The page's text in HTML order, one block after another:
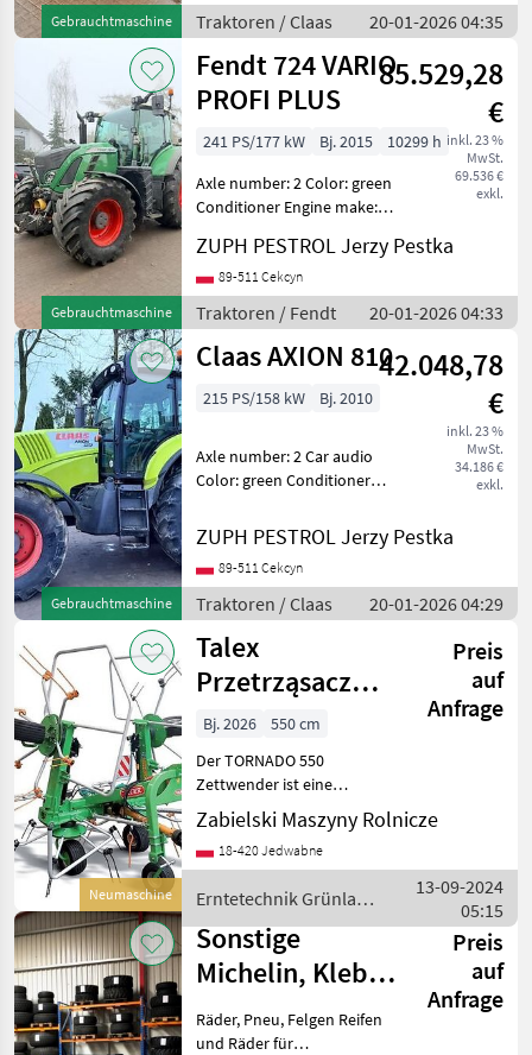
Gebrauchtmaschine
różnego typu:
Traktoren / Claas 20-01-2026 04:35
Gebrauchtmaschine
Fendt 724 VARIO
PROFI PLUS
85.529,28
€
inkl. 23 %
MwSt.
69.536 €
exkl.
241 PS/177 kW Bj. 2015
10299 h
Axle number: 2 Color: green
Conditioner Engine make:
Engine volume: 6057 ---
Stan: Używany - bardzo
dobry stan Koła
napędzające: 4 koła S
ZUPH PESTROL Jerzy Pestka
89-511 Cekcyn
Traktoren / Fendt 20-01-2026 04:33
Gebrauchtmaschine
Claas AXION 81042.048,78
€
inkl. 23 %
MwSt.
34.186 €
exkl.
215 PS/158 kW Bj. 2010
Axle number: 2 Car audio
Color: green Conditioner
Engine model: John Deere
o pojemności 6, 8L --- Stan:
Używany - bardzo dobry
stan Koła nap
ZUPH PESTROL Jerzy Pestka
89-511 Cekcyn
Traktoren / Claas 20-01-2026 04:29
Neumaschine
Talex
Przetrząsacz
TORNADO 550 /
TORNADO 550
Heuwende
Preis
auf
Anfrage
Bj. 2026
550 cm
Der TORNADO 550
Zettwender ist eine
Maschine mit vier Rotoren,
die für ein effizientes
Zettwenden von Stroh und
den Trocknungsprozess der
Ma
Zabielski Maszyny Rolnicze
18-420 Jedwabne
Erntetechnik Grünland
/ Talex
13-09-2024
05:15
Sonstige
Michelin, Kleber,
Conti...
Preis
auf
Anfrage
Räder, Pneu, Felgen Reifen
und Räder für